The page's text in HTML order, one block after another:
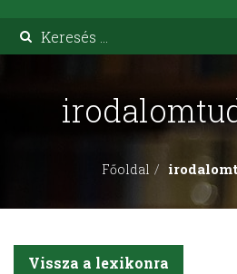
Főoldal
Vissza a lexikonra